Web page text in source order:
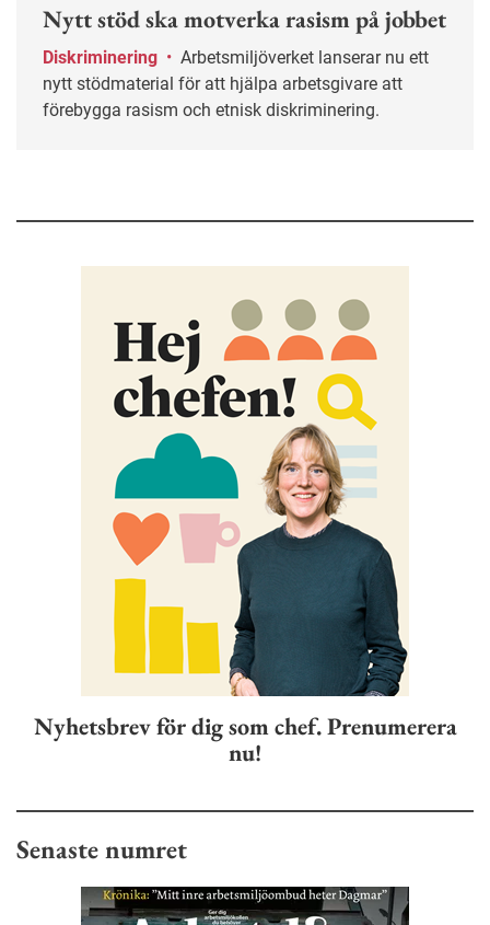
Nytt stöd ska motverka rasism på jobbet
Diskriminering •
nytt stödmaterial för att hjälpa arbetsgivare att
förebygga rasism och etnisk diskriminering.
Nyhetsbrev för dig som chef. Prenumerera
nu!
Senaste numret